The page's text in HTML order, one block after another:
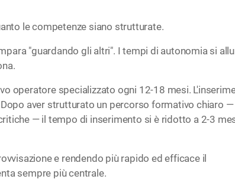
le competenze siano strutturate.
"guardando gli altri". I tempi di autonomia si
operatore specializzato ogni 12-18 mesi.
aver strutturato un percorso formativo chiaro
— il tempo di inserimento si è ridotto a 2-3
e rendendo più rapido ed efficace il
sempre più centrale.